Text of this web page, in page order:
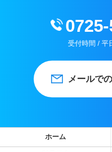
受付時間 / 平
メールで
ホーム